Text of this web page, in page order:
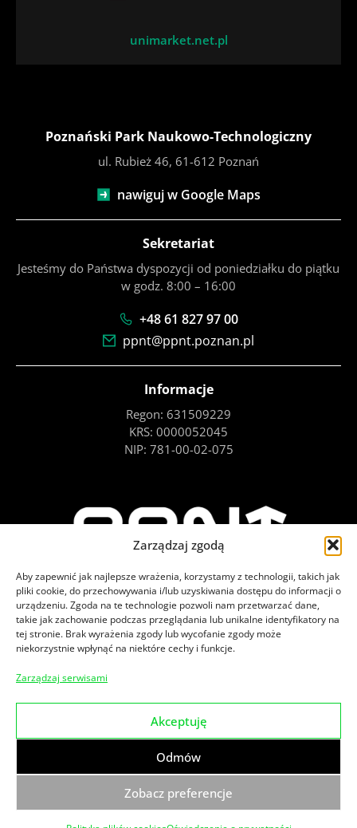
Zarządzaj zgodą
Aby zapewnić jak najlepsze wrażenia, korzystamy z technologii, takich jak
pliki cookie, do przechowywania i/lub uzyskiwania dostępu do informacji o
urządzeniu. Zgoda na te technologie pozwoli nam przetwarzać dane,
takie jak zachowanie podczas przeglądania lub unikalne identyfikatory na
tej stronie. Brak wyrażenia zgody lub wycofanie zgody może
niekorzystnie wpłynąć na niektóre cechy i funkcje.
Zarządzaj serwisami
Akceptuję
Odmów
Zobacz preferencje
unimarket.net.pl
Poznański Park Naukowo-Technologiczny
ul. Rubież 46, 61-612 Poznań
nawiguj w Google Maps
Sekretariat
Jesteśmy do Państwa dyspozycji od poniedziałku do piątku
w godz. 8:00 – 16:00
+48 61 827 97 00
ppnt@ppnt.poznan.pl
Informacje
Regon: 631509229
KRS: 0000052045
NIP: 781-00-02-075
Zajrzyj na nasze social media
© 2026PPNT.
Wszelkie prawa zastrzeżone.
Klauzula informacyjna dot. monitoringu wizyjnego
Polityka prywatności
Zgłoszenia naruszenia prawa
Made by